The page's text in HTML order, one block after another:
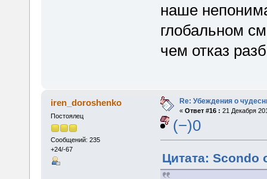
наше
глобальном
чем отказ
iren_doroshenko
Постоялец
Сообщений: 235
+24/-67
Re: Убеждения о
« Ответ #16 : 21 Декабря
(−)0
Цитата: Scondo